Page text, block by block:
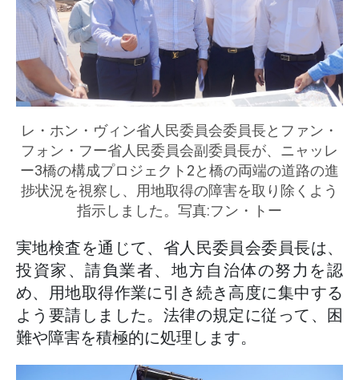
レ・ホン・ヴィン省人民委員会委員長とファン・
フォン・フー省人民委員会副委員長が、ニャッレ
ー3橋の構成プロジェクト2と橋の両端の道路の進
捗状況を視察し、用地取得の障害を取り除くよう
指示しました。写真:フン・トー
実地検査を通じて、省人民委員会委員長は、
投資家、請負業者、地方自治体の努力を認
め、用地取得作業に引き続き高度に集中する
よう要請しました。法律の規定に従って、困
難や障害を積極的に処理します。